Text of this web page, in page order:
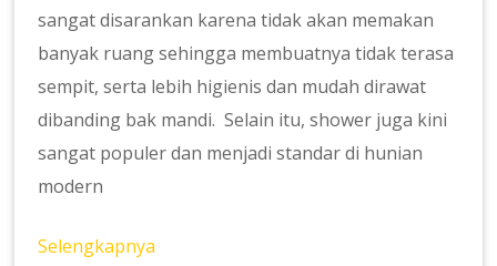
sangat disarankan karena tidak akan memakan
banyak ruang sehingga membuatnya tidak terasa
sempit, serta lebih higienis dan mudah dirawat
dibanding bak mandi. Selain itu, shower juga kini
sangat populer dan menjadi standar di hunian
modern
Selengkapnya